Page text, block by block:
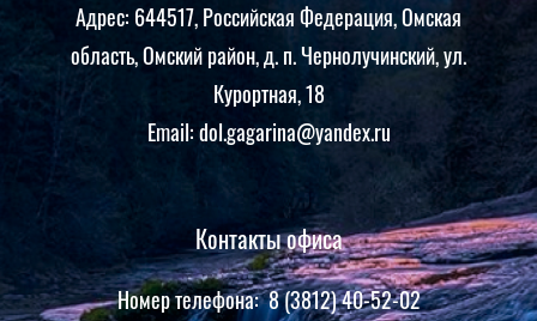
Адрес: 644517, Российская Федерация, Омская
область, Омский район, д. п. Чернолучинский, ул.
Курортная, 18
Email: dol.gagarina@yandex.ru
Контакты офиса
Номер телефона: 8 (3812) 40-52-02